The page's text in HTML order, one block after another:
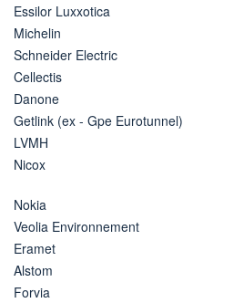
Essilor Luxxotica
Michelin
Schneider Electric
Cellectis
Danone
Getlink (ex - Gpe Eurotunnel)
LVMH
Nicox
Nokia
Veolia Environnement
Eramet
Alstom
Forvia